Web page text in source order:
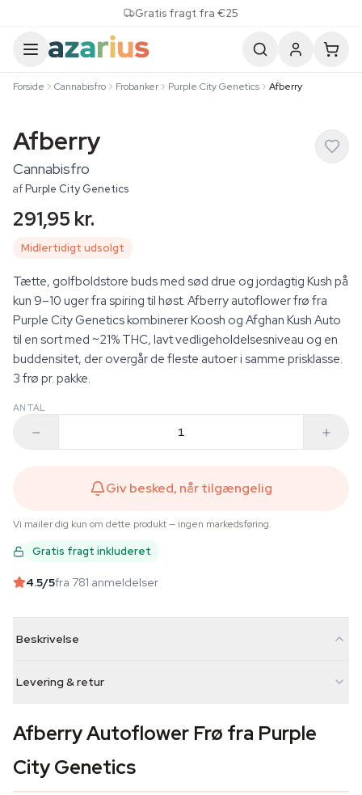
Gratis fragt fra €25
Forside Cannabisfro Frobanker Purple City Genetics Afberry
Afberry
Cannabisfro
afPurple City Genetics
291,95 kr.
Midlertidigt udsolgt
Tætte, golfboldstore buds med sød drue og jordagtig Kush på
kun 9–10 uger fra spiring til høst. Afberry autoflower frø fra
Purple City Genetics kombinerer Koosh og Afghan Kush Auto
til en sort med ~21% THC, lavt vedligeholdelsesniveau og en
buddensitet, der overgår de fleste autoer i samme prisklasse.
3 frø pr. pakke.
ANTAL
Giv besked, når tilgængelig
Vi mailer dig kun om dette produkt — ingen markedsføring.
Gratis fragt inkluderet
4.5/5fra 781 anmeldelser
Beskrivelse
Levering & retur
Afberry Autoflower Frø fra Purple
City Genetics